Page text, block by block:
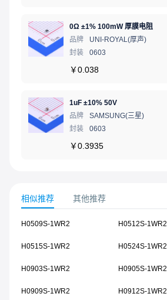
0Ω ±1% 100mW 厚膜电阻
品牌
UNI-ROYAL(厚声)
封装
0603
￥0.038
1uF ±10% 50V
品牌
SAMSUNG(三星)
封装
0603
￥0.3935
相似推荐 其他推荐
H0509S-1WR2 H0512S-1WR2
H0515S-1WR2 H0524S-1WR2
H0903S-1WR2 H0905S-1WR2
H0909S-1WR2 H0912S-1WR2